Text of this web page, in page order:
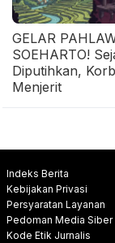
GELAR
SOEHARTO!
Diputihkan,
Menjerit
Indeks Berita
Kebijakan Privasi
Persyaratan Layanan
Pedoman Media Siber
Kode Etik Jurnalis